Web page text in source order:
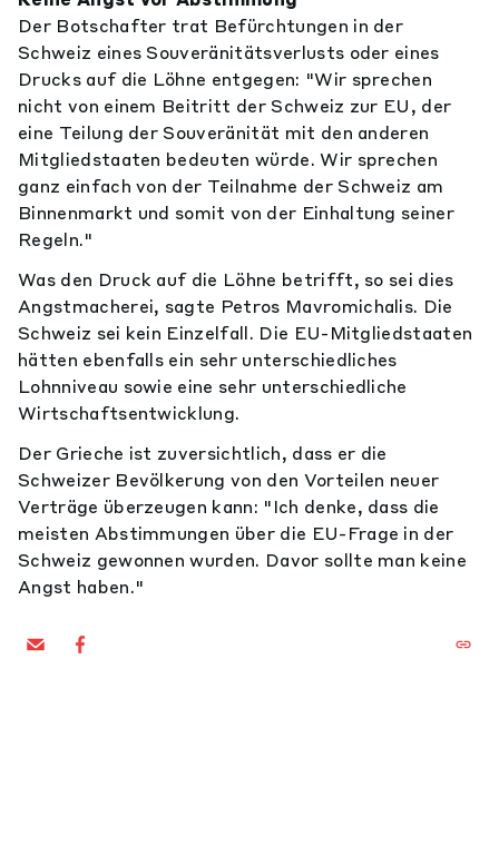
Der Botschafter trat Befürchtungen in der
Schweiz eines Souveränitätsverlusts oder eines
Drucks auf die Löhne entgegen: "Wir sprechen
nicht von einem Beitritt der Schweiz zur EU, der
eine Teilung der Souveränität mit den anderen
Mitgliedstaaten bedeuten würde. Wir sprechen
ganz einfach von der Teilnahme der Schweiz am
Binnenmarkt und somit von der Einhaltung seiner
Regeln."
Was den Druck auf die Löhne betrifft, so sei dies
Angstmacherei, sagte Petros Mavromichalis. Die
Schweiz sei kein Einzelfall. Die EU-Mitgliedstaaten
hätten ebenfalls ein sehr unterschiedliches
Lohnniveau sowie eine sehr unterschiedliche
Wirtschaftsentwicklung.
Der Grieche ist zuversichtlich, dass er die
Schweizer Bevölkerung von den Vorteilen neuer
Verträge überzeugen kann: "Ich denke, dass die
meisten Abstimmungen über die EU-Frage in der
Schweiz gewonnen wurden. Davor sollte man keine
Angst haben."